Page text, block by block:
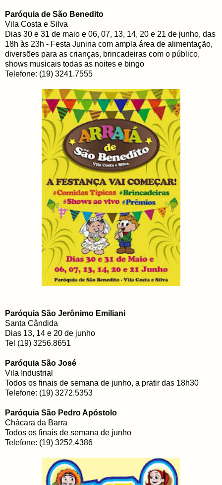
Paróquia de São Benedito
Vila Costa e Silva
Dias 30 e 31 de maio e 06, 07, 13, 14, 20 e 21 de junho, das
18h às 23h - Festa Junina com ampla área de alimentação,
diversões para as crianças, brincadeiras com o público,
shows musicais todas as noites e bingo
Telefone: (19) 3241.7555
Paróquia São Jerônimo Emiliani
Santa Cândida
Dias 13, 14 e 20 de junho
Tel (19) 3256.8651
Paróquia São José
Vila Industrial
Todos os finais de semana de junho, a pratir das 18h30
Telefone: (19) 3272.5353
Paróquia São Pedro Apóstolo
Chácara da Barra
Todos os finais de semana de junho
Telefone: (19) 3252.4386